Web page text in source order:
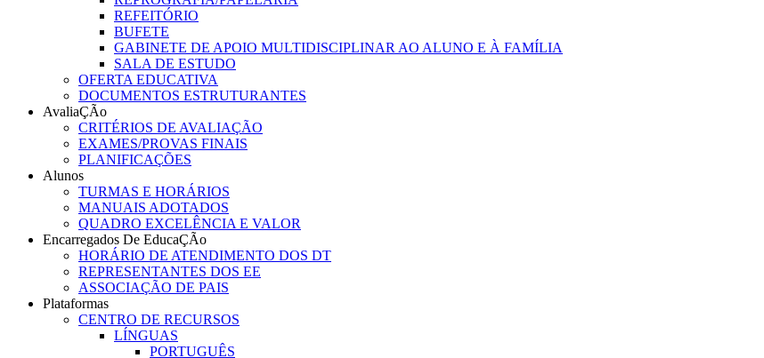
REFEITÓRIO
BUFETE
GABINETE DE APOIO MULTIDISCIPLINAR AO ALUNO E À FAMÍLIA
SALA DE ESTUDO
OFERTA EDUCATIVA
DOCUMENTOS ESTRUTURANTES
AvaliaÇÃo
CRITÉRIOS DE AVALIAÇÃO
EXAMES/PROVAS FINAIS
PLANIFICAÇÕES
Alunos
TURMAS E HORÁRIOS
MANUAIS ADOTADOS
QUADRO EXCELÊNCIA E VALOR
Encarregados De EducaÇÃo
HORÁRIO DE ATENDIMENTO DOS DT
REPRESENTANTES DOS EE
ASSOCIAÇÃO DE PAIS
Plataformas
CENTRO DE RECURSOS
LÍNGUAS
PORTUGUÊS